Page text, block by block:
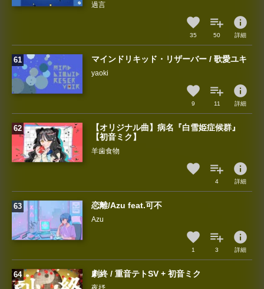
過言
35 50
info
詳細
マインドリキッド・リザーバー / 歌愛ユキ
yaoki
9 11
info
詳細
【オリジナル曲】病名『白雪姫症候群』
【初音ミク】
羊歯食物
4
info
詳細
恋離/Azu feat.可不
Azu
1 3
info
詳細
劇終 / 重音テトSV + 初音ミク